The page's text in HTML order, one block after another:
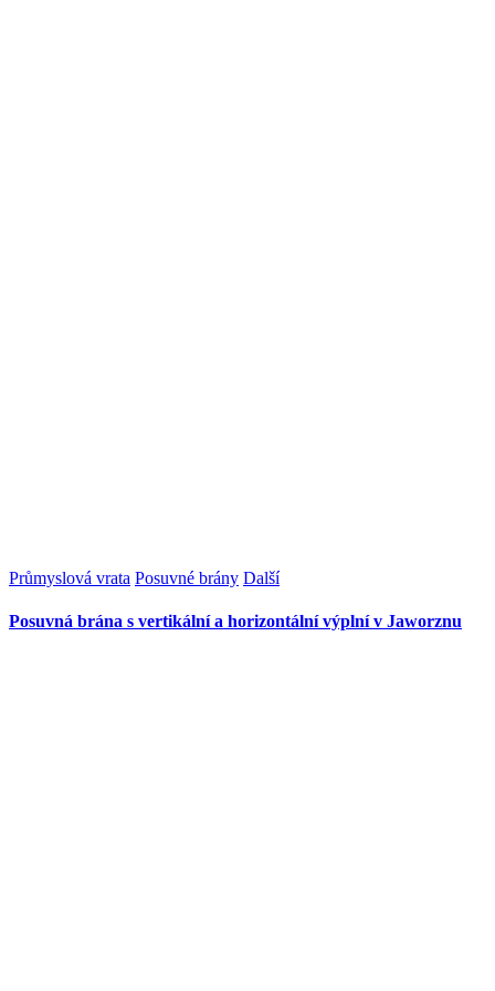
Průmyslová vrata Posuvné brány Další
Posuvná brána s vertikální a horizontální výplní v Jaworznu